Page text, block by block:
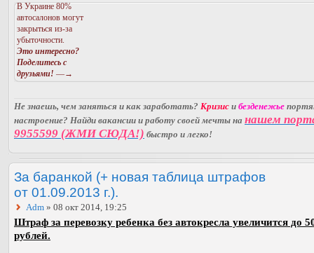
В Украине 80%
автосалонов могут
закрыться из-за
убыточности.
Это интересно?
Поделитесь с
друзьями! —→
Не знаешь, чем заняться и как заработать? Кризис и безденежье
настроение? Найди вакансии и работу своей мечты на нашем
9955599 (ЖМИ СЮДА!) быстро и легко!
За баранкой (+ новая таблица штрафов
от 01.09.2013 г.).
Adm » 08 окт 2014, 19:25
Штраф за перевозку ребенка без автокресла увеличится до
рублей.